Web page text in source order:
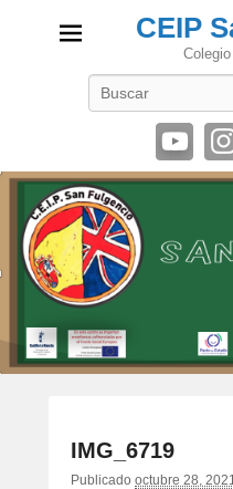
CEIP
IMG_6719
Publicado octubre 28, 2021